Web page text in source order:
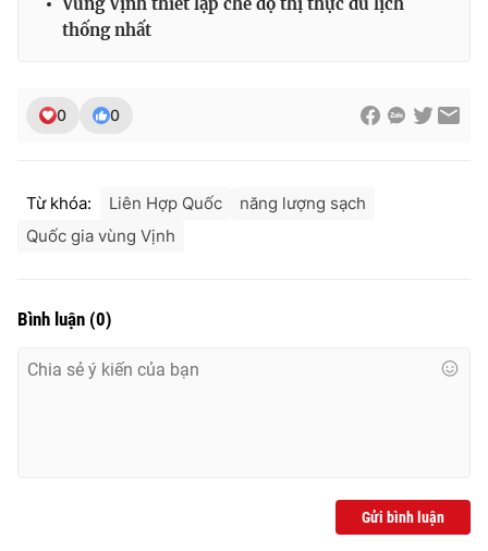
Vùng Vịnh thiết lập chế độ thị thực du lịch
thống nhất
0 0
Từ khóa: Liên Hợp Quốc
năng lượng sạch
Quốc gia vùng Vịnh
Bình luận (0)
Gửi bình luận